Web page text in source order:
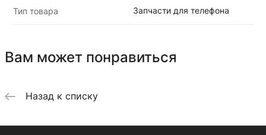
Тип товара Запчасти для телефона
Вам может понравиться
Назад к списку